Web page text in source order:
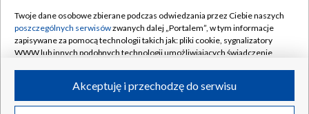
Rada Programowa
System NOS
Informacje o nadawcy
Program dla prasy
Kontakt
Kanały
©2026 Telewizja Polska S.A. w likwidacji
Twoje dane osobowe zbierane podczas odwiedzania przez Ciebie naszych
poszczególnych serwisówzwanych dalej „Portalem”, w tym informacje
zapisywane za pomocą technologii takich jak: pliki cookie, sygnalizatory
WWW lub innych podobnych technologii umożliwiających świadczenie
ruchu w Internecie.Akceptuję i przechodzę do serwisu